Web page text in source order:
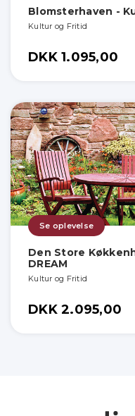
Blomsterhaven -
Kultur og Fritid
DKK 1.095,00
Se oplevelse
Den Store
DREAM
Kultur og Fritid
DKK 2.095,00